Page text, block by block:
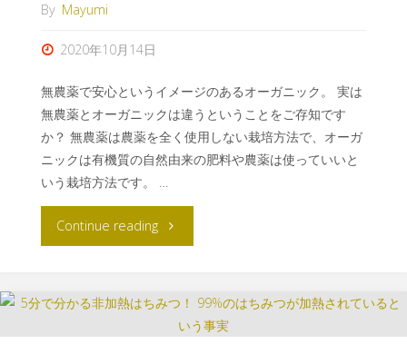
By Mayumi
2020年10月14日
無農薬で安心というイメージのあるオーガニック。 実は
無農薬とオーガニックは違うということをご存知です
か？ 無農薬は農薬を全く使用しない栽培方法で、オーガ
ニックは有機質の自然由来の肥料や農薬は使っていいと
いう栽培方法です。 …
Continue reading